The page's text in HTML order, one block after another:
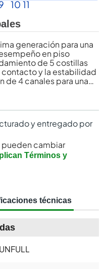
generación para una
en piso
de 5 costillas
y la estabilidad
4 canales para una
y entregado por
cambiar
Términos y
técnicas